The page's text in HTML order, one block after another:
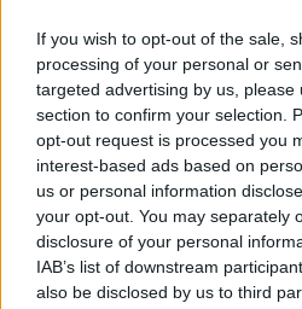
If you wish to opt-out of the sale,
processing of your personal or
targeted advertising by us, please
section to confirm your selection.
opt-out request is processed you
interest-based ads based on
us or personal information
your opt-out. You may separately
disclosure of your personal
IAB’s list of downstream
also be disclosed by us to third
periodo di riferimento, andranno
1GB/mese di navigazione la
cent/MB in base ai Kbyte
Al costo mensile del Piano
della Tassa di
5,16€/mese per Uso Privato